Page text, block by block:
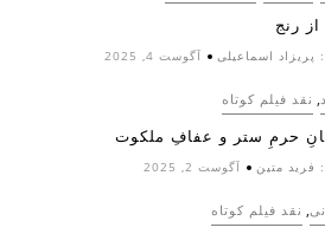
رنج
پریزاد اسماعیلی آگوست 4, 2025
, نقد فیلم کوتاه
حرمِ ستر و عفافِ ملکوت
فرید متین آگوست 2, 2025
, نقد فیلم کوتاه